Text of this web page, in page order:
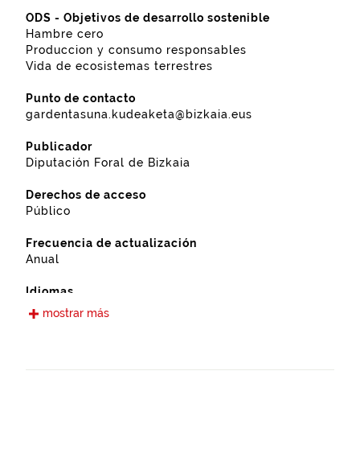
ODS - Objetivos de desarrollo sostenible
Hambre cero
Produccion y consumo responsables
Vida de ecosistemas terrestres
Punto de contacto
gardentasuna.kudeaketa@bizkaia.eus
Publicador
Diputación Foral de Bizkaia
Derechos de acceso
Público
Frecuencia de actualización
Anual
Idiomas
Castellano
mostrar más